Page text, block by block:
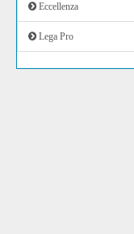
Eccellenza
Lega Pro